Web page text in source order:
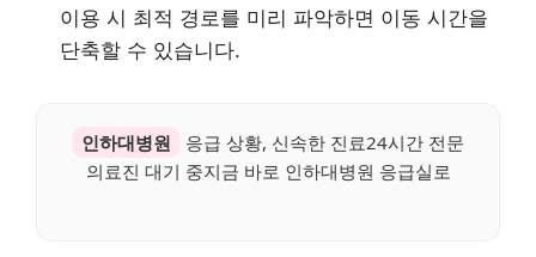
이용 시 최적 경로를 미리 파악하면 이동 시간을
단축할 수 있습니다.
인하대병원
응급 상황, 신속한 진료24시간 전문
의료진 대기 중지금 바로 인하대병원 응급실로